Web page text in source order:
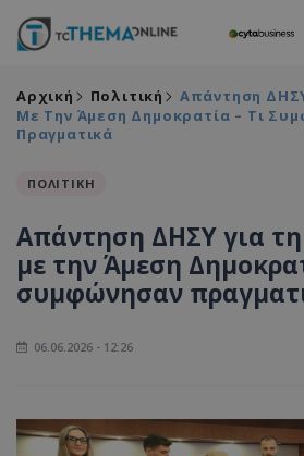
Αρχική Πολιτική
Απάντηση
Με Την Άμεση Δημοκρατία – Τι
Πραγματικά
ΠΟΛΙΤΙΚΗ
Απάντηση ΔΗΣΥ για
με την Άμεση
συμφώνησαν
06.06.2026 - 12:26